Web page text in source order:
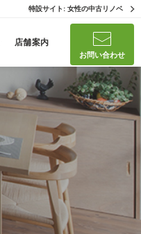
特設サイト: 女性の中古リノベ
店舗案内
お問い合わせ